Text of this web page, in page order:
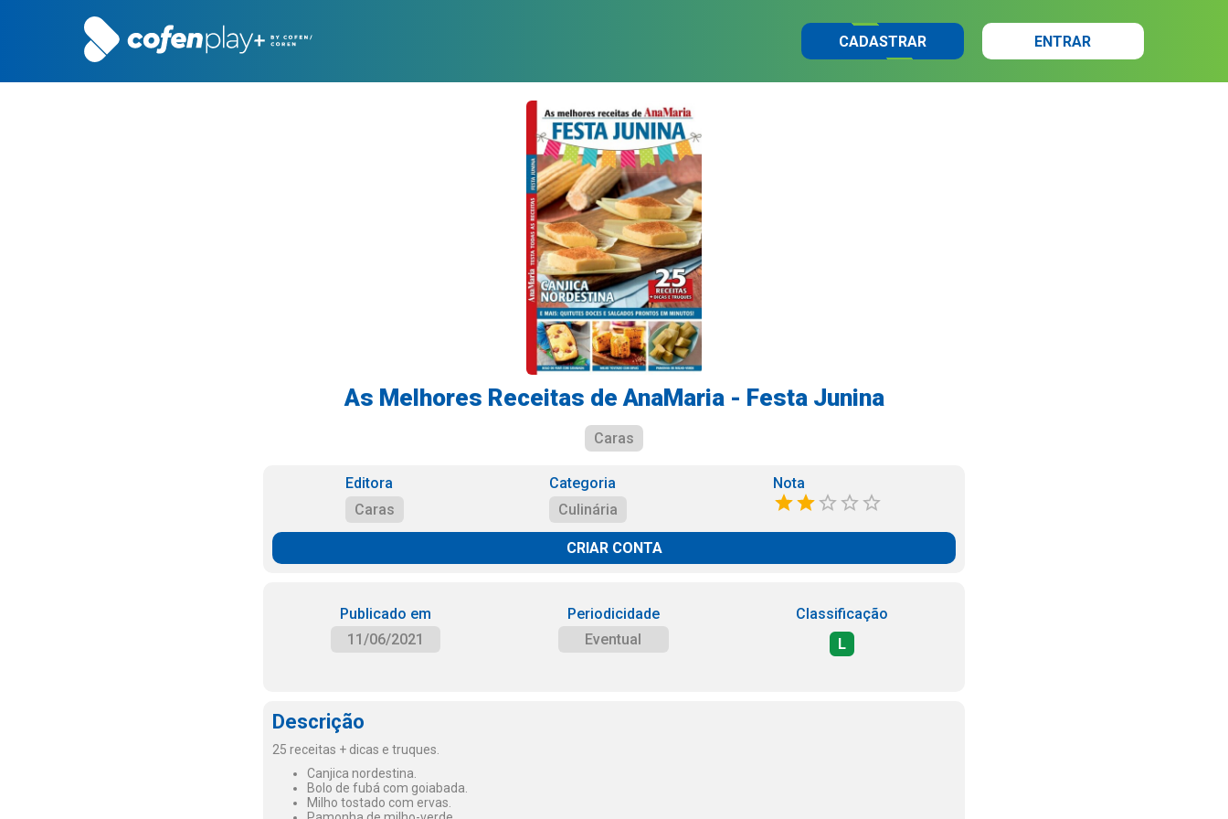
CADASTRAR ENTRAR
As Melhores Receitas de AnaMaria - Festa Junina
Caras
Editora
Caras
Categoria
Culinária
Nota
CRIAR CONTA
Publicado em
11/06/2021
Periodicidade
Eventual
Classificação
L
Descrição
25 receitas + dicas e truques.
Canjica nordestina.
Bolo de fubá com goiabada.
Milho tostado com ervas.